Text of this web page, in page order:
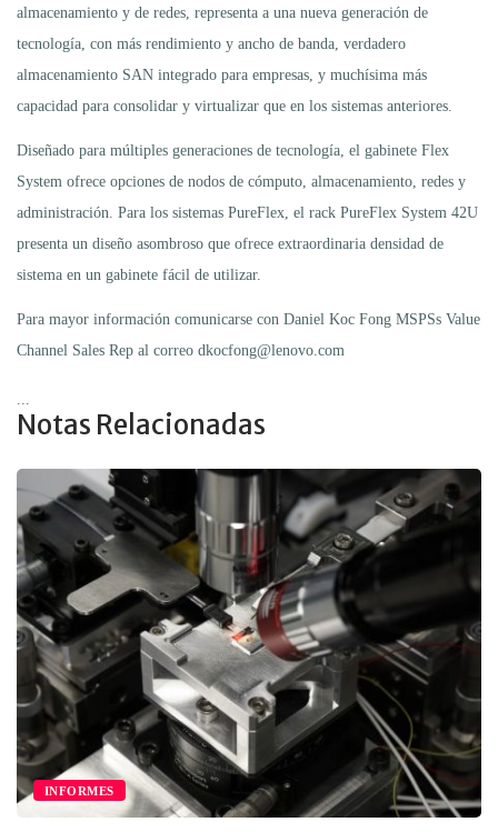
almacenamiento y de redes, representa a una nueva generación de
tecnología, con más rendimiento y ancho de banda, verdadero
almacenamiento SAN integrado para empresas, y muchísima más
capacidad para consolidar y virtualizar que en los sistemas anteriores.
Diseñado para múltiples generaciones de tecnología, el gabinete Flex
System ofrece opciones de nodos de cómputo, almacenamiento, redes y
administración. Para los sistemas PureFlex, el rack PureFlex System 42U
presenta un diseño asombroso que ofrece extraordinaria densidad de
sistema en un gabinete fácil de utilizar.
Para mayor información comunicarse con Daniel Koc Fong MSPSs Value
Channel Sales Rep al correo dkocfong@lenovo.com
Notas Relacionadas
INFORMES